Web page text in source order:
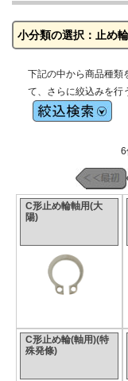
小分類の選択：止め
下記の中から商品種類
て、さらに絞込みを行
6
C形止め輪軸用(大
陽)
C形止め輪(軸用)(特
殊発條)